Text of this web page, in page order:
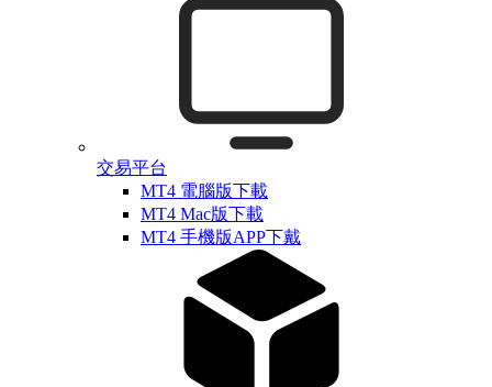
交易平台
MT4 電腦版下載
MT4 Mac版下載
MT4 手機版APP下戴